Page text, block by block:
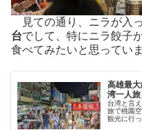
見ての通り、ニラが入
台でして、特にニラ餃子
食べてみたいと思っていま
高雄最
湾一人旅
台湾と言
旅で桃園
観光に行